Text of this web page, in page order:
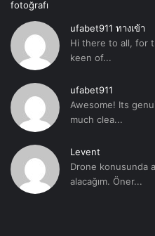
ufabet911 ทางเข้า
Hi there to all, for
keen of...
ufabet911
Awesome! Its
much clea...
Levent
Drone konusunda
alacağım. Öner...